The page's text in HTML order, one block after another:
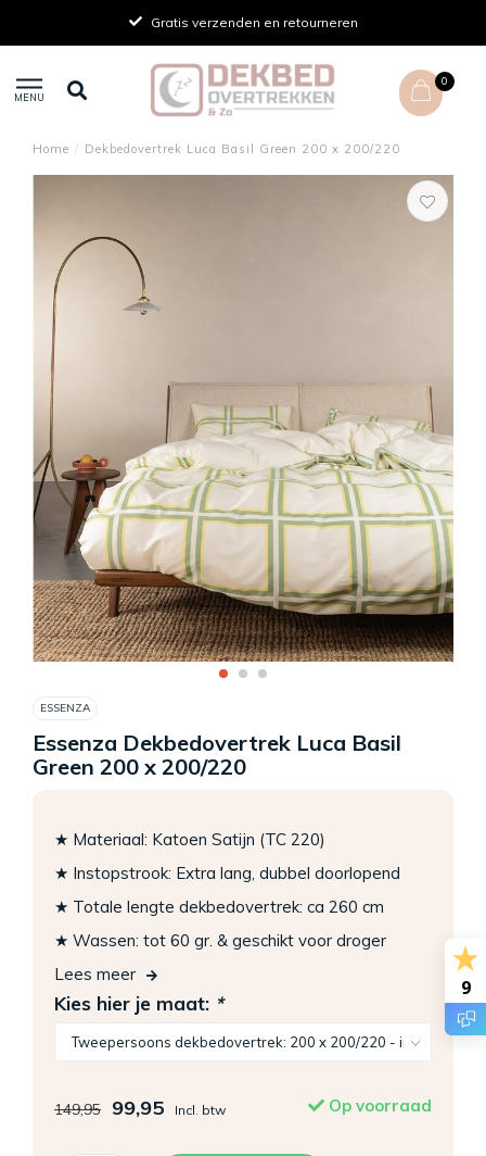
Gratis verzenden en retourneren
MENU
0
Home / Dekbedovertrek Luca Basil Green 200 x 200/220
ESSENZA
Essenza Dekbedovertrek Luca Basil
Green 200 x 200/220
★ Materiaal: Katoen Satijn (TC 220)
★ Instopstrook: Extra lang, dubbel doorlopend
★ Totale lengte dekbedovertrek: ca 260 cm
★ Wassen: tot 60 gr. & geschikt voor droger
Lees meer
Kies hier je maat: *
149,95 99,95 Incl. btw Op voorraad
9